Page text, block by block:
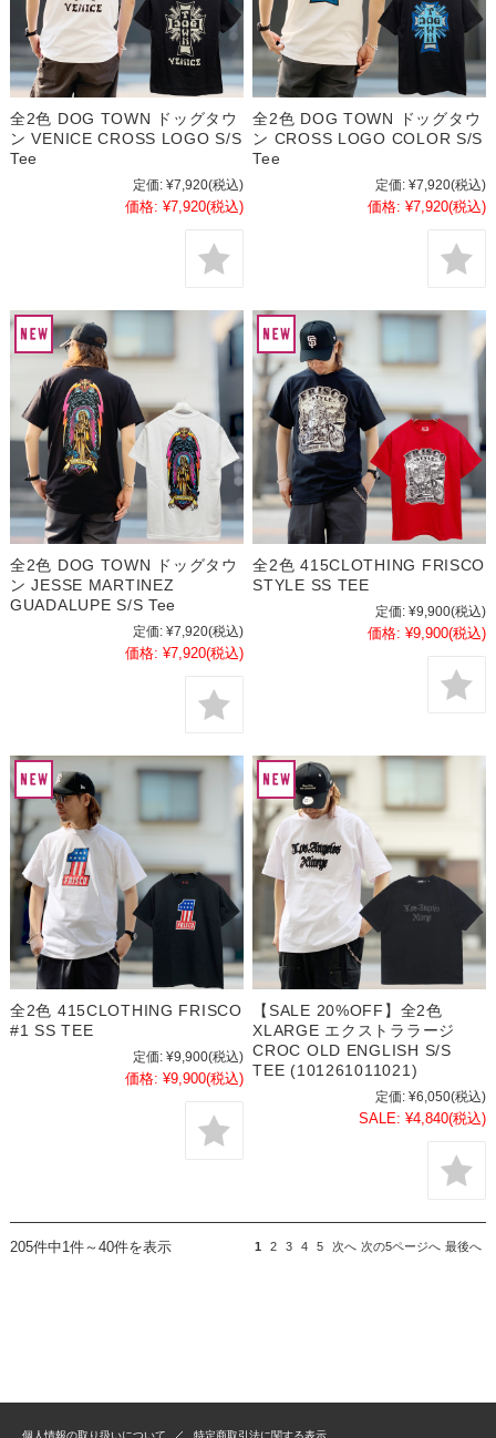
全2色 DOG TOWN ドッグタウ
ン VENICE CROSS LOGO S/S
Tee
定価: ¥7,920(税込)
価格: ¥7,920(税込)
全2色 DOG TOWN ドッグタウ
ン CROSS LOGO COLOR S/S
Tee
定価: ¥7,920(税込)
価格: ¥7,920(税込)
全2色 DOG TOWN ドッグタウ
ン JESSE MARTINEZ
GUADALUPE S/S Tee
定価: ¥7,920(税込)
価格: ¥7,920(税込)
全2色 415CLOTHING FRISCO
STYLE SS TEE
定価: ¥9,900(税込)
価格: ¥9,900(税込)
全2色 415CLOTHING FRISCO
#1 SS TEE
定価: ¥9,900(税込)
価格: ¥9,900(税込)
【SALE 20%OFF】全2色
XLARGE エクストララージ
CROC OLD ENGLISH S/S
TEE (101261011021)
定価: ¥6,050(税込)
SALE: ¥4,840(税込)
205件中1件～40件を表示 1 2 3 4 5 次へ 次の5ページへ 最後へ
個人情報の取り扱いについて 特定商取引法に関する表示